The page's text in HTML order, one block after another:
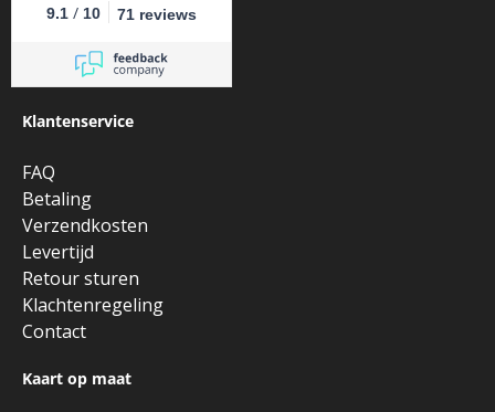
9.1 / 10 71 reviews
Klantenservice
FAQ
Betaling
Verzendkosten
Levertijd
Retour sturen
Klachtenregeling
Contact
Kaart op maat